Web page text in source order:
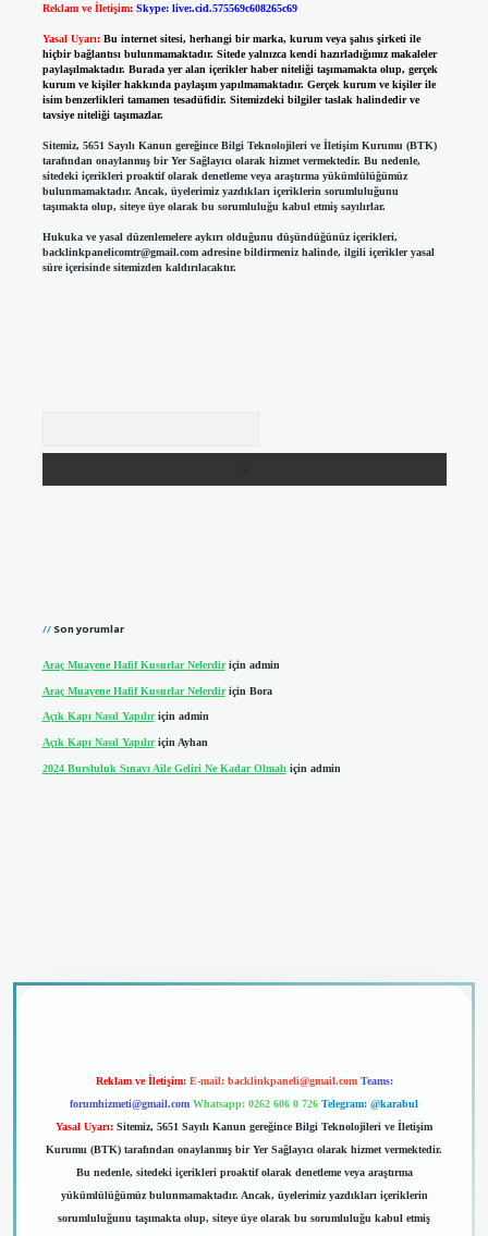
Reklam ve İletişim: Skype: live:.cid.575569c608265c69
Yasal Uyarı: Bu internet sitesi, herhangi bir marka, kurum veya şahıs şirketi ile
hiçbir bağlantısı bulunmamaktadır. Sitede yalnızca kendi hazırladığımız makaleler
paylaşılmaktadır. Burada yer alan içerikler haber niteliği taşımamakta olup, gerçek
kurum ve kişiler hakkında paylaşım yapılmamaktadır. Gerçek kurum ve kişiler ile
isim benzerlikleri tamamen tesadüfidir. Sitemizdeki bilgiler taslak halindedir ve
tavsiye niteliği taşımazlar.
Sitemiz, 5651 Sayılı Kanun gereğince Bilgi Teknolojileri ve İletişim Kurumu (BTK)
tarafından onaylanmış bir Yer Sağlayıcı olarak hizmet vermektedir. Bu nedenle,
sitedeki içerikleri proaktif olarak denetleme veya araştırma yükümlülüğümüz
bulunmamaktadır. Ancak, üyelerimiz yazdıkları içeriklerin sorumluluğunu
taşımakta olup, siteye üye olarak bu sorumluluğu kabul etmiş sayılırlar.
Hukuka ve yasal düzenlemelere aykırı olduğunu düşündüğünüz içerikleri,
backlinkpanelicomtr@gmail.comadresine bildirmeniz halinde, ilgili içerikler yasal
süre içerisinde sitemizden kaldırılacaktır.
Son yorumlar
Araç Muayene Hafif Kusurlar Nelerdiriçin admin
Araç Muayene Hafif Kusurlar Nelerdiriçin Bora
Açık Kapı Nasıl Yapılıriçin admin
Açık Kapı Nasıl Yapılıriçin Ayhan
2024 Bursluluk Sınavı Aile Geliri Ne Kadar Olmalıiçin admin
Reklam ve İletişim: E-mail: backlinkpaneli@gmail.com Teams:
forumhizmeti@gmail.com Whatsapp: 0262 606 0 726 Telegram: @karabul
Yasal Uyarı: Sitemiz, 5651 Sayılı Kanun gereğince Bilgi Teknolojileri ve İletişim
Kurumu (BTK) tarafından onaylanmış bir Yer Sağlayıcı olarak hizmet vermektedir.
Bu nedenle, sitedeki içerikleri proaktif olarak denetleme veya araştırma
yükümlülüğümüz bulunmamaktadır. Ancak, üyelerimiz yazdıkları içeriklerin
sorumluluğunu taşımakta olup, siteye üye olarak bu sorumluluğu kabul etmiş